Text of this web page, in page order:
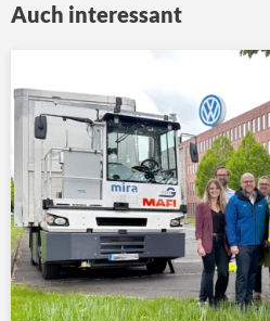
Auch interessant